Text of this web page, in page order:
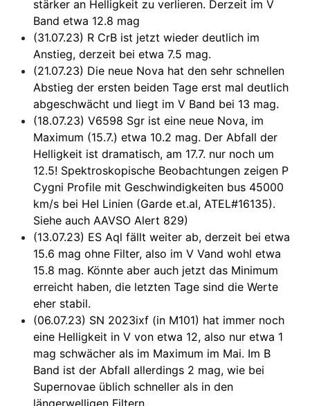
stärker an Helligkeit zu verlieren. Derzeit im V
Band etwa 12.8 mag
(31.07.23) R CrB ist jetzt wieder deutlich im
Anstieg, derzeit bei etwa 7.5 mag.
(21.07.23) Die neue Nova hat den sehr schnellen
Abstieg der ersten beiden Tage erst mal deutlich
abgeschwächt und liegt im V Band bei 13 mag.
(18.07.23) V6598 Sgr ist eine neue Nova, im
Maximum (15.7.) etwa 10.2 mag. Der Abfall der
Helligkeit ist dramatisch, am 17.7. nur noch um
12.5! Spektroskopische Beobachtungen zeigen P
Cygni Profile mit Geschwindigkeiten bus 45000
km/s bei HeI Linien (Garde et.al, ATEL#16135).
Siehe auch AAVSO Alert 829)
(13.07.23) ES Aql fällt weiter ab, derzeit bei etwa
15.6 mag ohne Filter, also im V Vand wohl etwa
15.8 mag. Könnte aber auch jetzt das Minimum
erreicht haben, die letzten Tage sind die Werte
eher stabil.
(06.07.23) SN 2023ixf (in M101) hat immer noch
eine Helligkeit in V von etwa 12, also nur etwa 1
mag schwächer als im Maximum im Mai. Im B
Band ist der Abfall allerdings 2 mag, wie bei
Supernovae üblich schneller als in den
längerwelligen Filtern.